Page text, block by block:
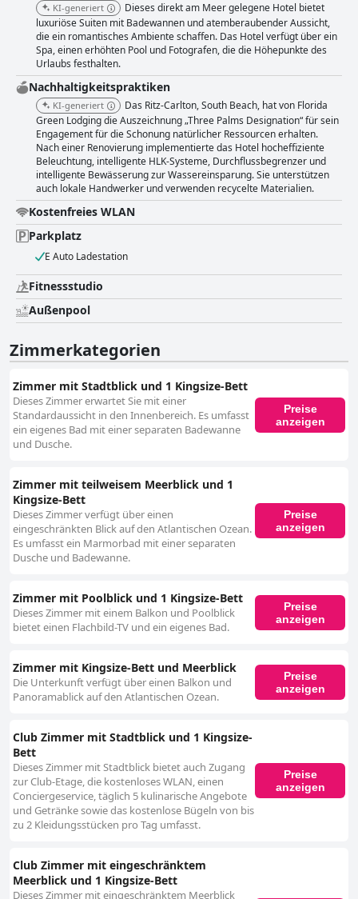
KI-generiert
Dieses direkt am Meer gelegene Hotel bietet
luxuriöse Suiten mit Badewannen und atemberaubender Aussicht,
die ein romantisches Ambiente schaffen. Das Hotel verfügt über ein
Spa, einen erhöhten Pool und Fotografen, die die Höhepunkte des
Urlaubs festhalten.
Nachhaltigkeitspraktiken
KI-generiert
Das Ritz-Carlton, South Beach, hat von Florida
Green Lodging die Auszeichnung „Three Palms Designation“ für sein
Engagement für die Schonung natürlicher Ressourcen erhalten.
Nach einer Renovierung implementierte das Hotel hocheffiziente
Beleuchtung, intelligente HLK-Systeme, Durchflussbegrenzer und
intelligente Bewässerung zur Wassereinsparung. Sie unterstützen
auch lokale Handwerker und verwenden recycelte Materialien.
Kostenfreies WLAN
Parkplatz
E Auto Ladestation
Fitnessstudio
Außenpool
Zimmerkategorien
Zimmer mit Stadtblick und 1 Kingsize-Bett
Dieses Zimmer erwartet Sie mit einer
Standardaussicht in den Innenbereich. Es umfasst
ein eigenes Bad mit einer separaten Badewanne
und Dusche.
Preise
anzeigen
Zimmer mit teilweisem Meerblick und 1
Kingsize-Bett
Dieses Zimmer verfügt über einen
eingeschränkten Blick auf den Atlantischen Ozean.
Es umfasst ein Marmorbad mit einer separaten
Dusche und Badewanne.
Preise
anzeigen
Zimmer mit Poolblick und 1 Kingsize-Bett
Dieses Zimmer mit einem Balkon und Poolblick
bietet einen Flachbild-TV und ein eigenes Bad.
Preise
anzeigen
Zimmer mit Kingsize-Bett und Meerblick
Die Unterkunft verfügt über einen Balkon und
Panoramablick auf den Atlantischen Ozean.
Preise
anzeigen
Club Zimmer mit Stadtblick und 1 Kingsize-
Bett
Dieses Zimmer mit Stadtblick bietet auch Zugang
zur Club-Etage, die kostenloses WLAN, einen
Conciergeservice, täglich 5 kulinarische Angebote
und Getränke sowie das kostenlose Bügeln von bis
zu 2 Kleidungsstücken pro Tag umfasst.
Preise
anzeigen
Club Zimmer mit eingeschränktem
Meerblick und 1 Kingsize-Bett
Dieses Zimmer mit eingeschränktem Meerblick